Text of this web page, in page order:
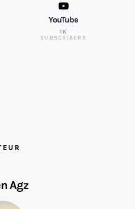
YouTube
1K
SUBSCRIBERS
Agz